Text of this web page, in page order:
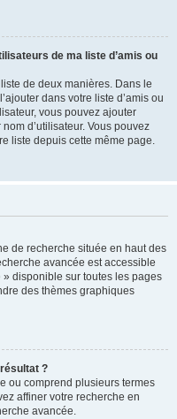
de ma liste d’amis ou
de deux manières. Dans le
dans votre liste d’amis ou
vous pouvez ajouter
d’utilisateur. Vous pouvez
liste depuis cette même page.
de recherche située en haut des
avancée est accessible
disponible sur toutes les pages
des thèmes graphiques
?
ou comprend plusieurs termes
affiner votre recherche en
avancée.